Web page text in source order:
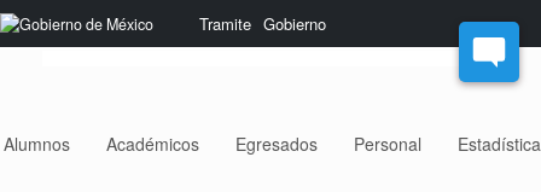
Nota:
este
sistema
Tramite Gobierno
Saltar
al
Alumnos Académicos Egresados Personal